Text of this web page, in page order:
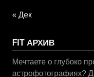
« Дек
FIT АРХИВ
Мечтаете о глубоко
астрофотографиях?